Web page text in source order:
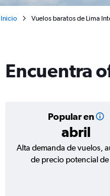
Inicio Vuelos baratos de Lima
Encuentra
Popular en
abril
Alta demanda de vuelos,
de precio potencial de